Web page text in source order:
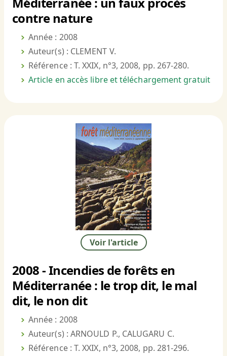
contre nature
Année : 2008
Auteur(s) : CLEMENT V.
Référence : T. XXIX, n°3, 2008, pp. 267-280.
Article en accès libre et téléchargement gratuit
Voir l'article
2008 - Incendies de forêts en
Méditerranée : le trop dit, le mal
dit, le non dit
Année : 2008
Auteur(s) : ARNOULD P., CALUGARU C.
Référence : T. XXIX, n°3, 2008, pp. 281-296.